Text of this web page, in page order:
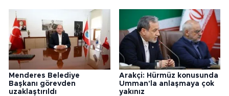
Menderes Belediye
Başkanı görevden
uzaklaştırıldı
Arakçi: Hürmüz konusunda
Umman'la anlaşmaya çok
yakınız